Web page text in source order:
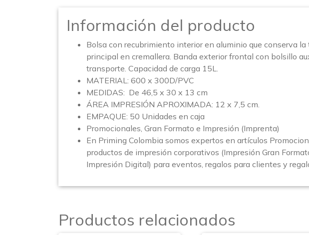
Información del producto
Bolsa con recubrimiento interior en aluminio que conserva
principal en cremallera. Banda exterior frontal con bolsillo
transporte. Capacidad de carga 15L.
MATERIAL: 600 x 300D/PVC
MEDIDAS: De 46,5 x 30 x 13 cm
ÁREA IMPRESIÓN APROXIMADA: 12 x 7,5 cm.
EMPAQUE: 50 Unidades en caja
Promocionales, Gran Formato e Impresión (Imprenta)
En Priming Colombia somos expertos en artículos
productos de impresión corporativos (Impresión Gran
Impresión Digital) para eventos, regalos para clientes y
Productos relacionados